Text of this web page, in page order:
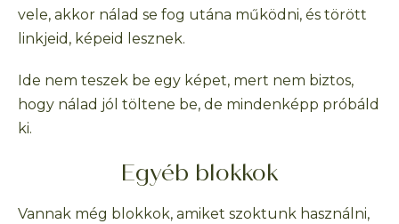
vele, akkor nálad se fog utána működni, és törött
linkjeid, képeid lesznek.
Ide nem teszek be egy képet, mert nem biztos,
hogy nálad jól töltene be, de mindenképp próbáld
ki.
Egyéb blokkok
Vannak még blokkok, amiket szoktunk használni,